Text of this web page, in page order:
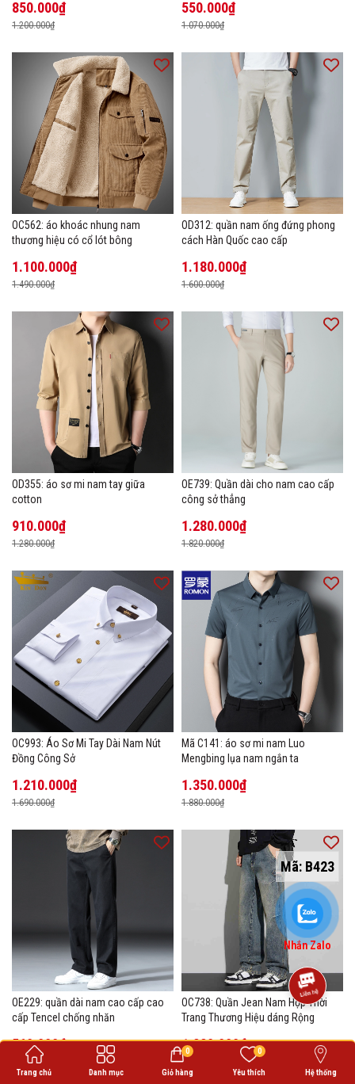
Mã: B423
850.000₫
1.200.000₫
550.000₫
1.070.000₫
OC562: áo khoác nhung nam
thương hiệu có cổ lót bông
1.100.000₫
1.490.000₫
OD312: quần nam ống đứng phong
cách Hàn Quốc cao cấp
1.180.000₫
1.600.000₫
OD355: áo sơ mi nam tay giữa
cotton
910.000₫
1.280.000₫
OE739: Quần dài cho nam cao cấp
công sở thẳng
1.280.000₫
1.820.000₫
OC993: Áo Sơ Mi Tay Dài Nam Nút
Đồng Công Sở
1.210.000₫
1.690.000₫
Mã C141: áo sơ mi nam Luo
Mengbing lụa nam ngắn ta
1.350.000₫
1.880.000₫
OE229: quần dài nam cao cấp cao
cấp Tencel chống nhăn
560.000₫
810.000₫
OC738: Quần Jean Nam Hợp Thời
Trang Thương Hiệu dáng Rộng
1.220.000₫
1.660.000₫
Trang chủ Danh mục Giỏ hàng
0
Yêu thích
0
Hệ thống
Nhắn Zalo